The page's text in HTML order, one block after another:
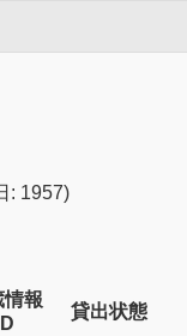
: 1957)
情報
ID
貸出状態